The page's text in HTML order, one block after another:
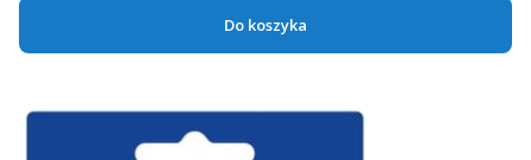
Do koszyka